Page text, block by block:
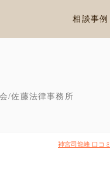
/佐藤法律事務所
相談事例
神宮司龍峰 口コミ